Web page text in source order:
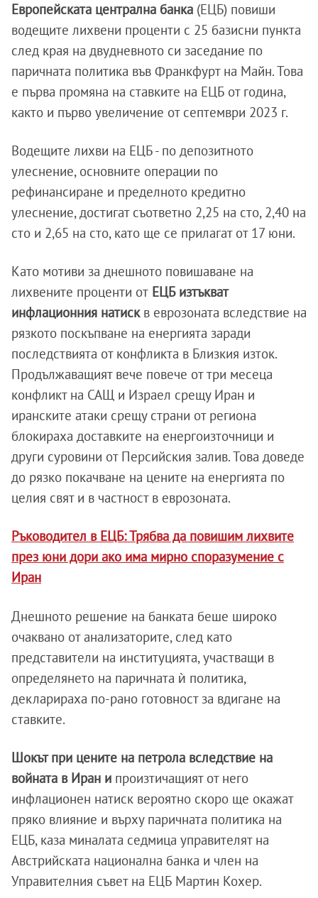
Европейската централна банка (ЕЦБ) повиши
водещите лихвени проценти с 25 базисни пункта
след края на двудневното си заседание по
паричната политика във Франкфурт на Майн. Това
е първа промяна на ставките на ЕЦБ от година,
както и първо увеличение от септември 2023 г.
Водещите лихви на ЕЦБ - по депозитното
улеснение, основните операции по
рефинансиране и пределното кредитно
улеснение, достигат съответно 2,25 на сто, 2,40 на
сто и 2,65 на сто, като ще се прилагат от 17 юни.
Като мотиви за днешното повишаване на
лихвените проценти от ЕЦБ изтъкват
инфлационния натискв еврозоната вследствие на
рязкото поскъпване на енергията заради
последствията от конфликта в Близкия изток.
Продължаващият вече повече от три месеца
конфликт на САЩ и Израел срещу Иран и
иранските атаки срещу страни от региона
блокираха доставките на енергоизточници и
други суровини от Персийския залив. Това доведе
до рязко покачване на цените на енергията по
целия свят и в частност в еврозоната.
Ръководител в ЕЦБ: Трябва да повишим лихвите
през юни дори ако има мирно споразумение с
Иран
Днешното решение на банката беше широко
очаквано от анализаторите, след като
представители на институцията, участващи в
определянето на паричната ѝ политика,
декларираха по-рано готовност за вдигане на
ставките.
Шокът при цените на петрола вследствие на
войната в Иран и произтичащият от него
инфлационен натиск вероятно скоро ще окажат
пряко влияние и върху паричната политика на
ЕЦБ, каза миналата седмица управителят на
Австрийската национална банка и член на
Управителния съвет на ЕЦБ Мартин Кохер.